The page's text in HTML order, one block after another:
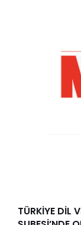
TÜRKİYE DİL